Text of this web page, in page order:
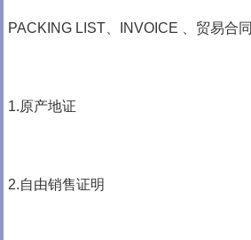
PACKING LIST、INVOICE 、贸易合同
1.原产地证
2.自由销售证明